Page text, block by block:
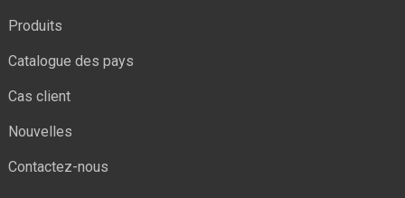
Produits
Catalogue des pays
Cas client
Nouvelles
Contactez-nous